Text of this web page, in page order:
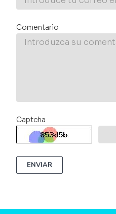
Comentario
Captcha
ENVIAR